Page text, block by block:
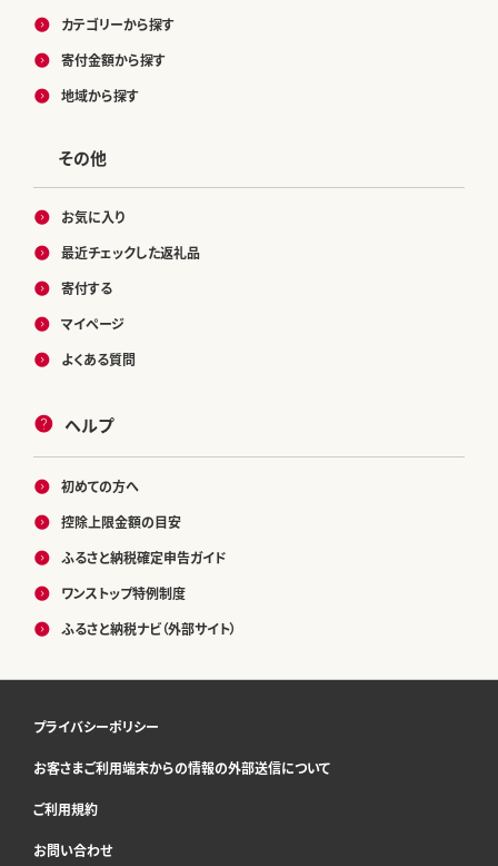
カテゴリーから探す
寄付金額から探す
地域から探す
その他
お気に入り
最近チェックした返礼品
寄付する
マイページ
よくある質問
ヘルプ
初めての方へ
控除上限金額の目安
ふるさと納税確定申告ガイド
ワンストップ特例制度
ふるさと納税ナビ（外部サイト）
プライバシーポリシー
お客さまご利用端末からの情報の外部送信について
ご利用規約
お問い合わせ